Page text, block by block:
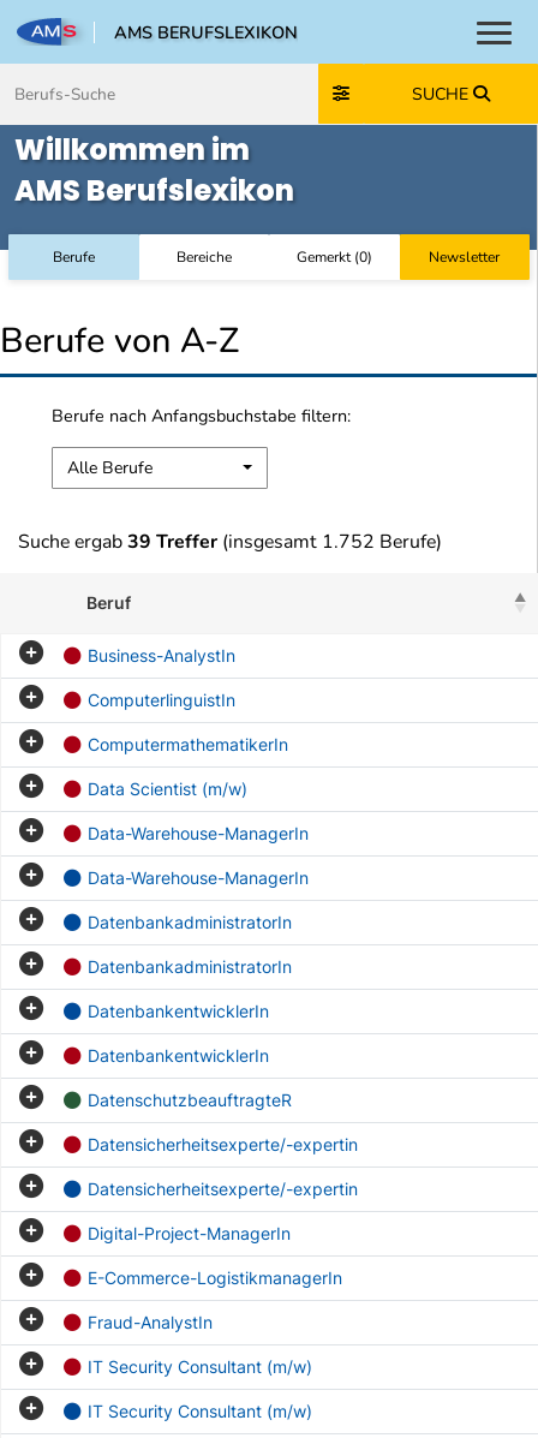
AMS BERUFSLEXIKON
SUCHE
Willkommen im
AMS Berufslexikon
Berufe Bereiche Gemerkt(0) Newsletter
Berufe von A-Z
Berufe nach Anfangsbuchstabe filtern:
Alle Berufe
Suche ergab39 Treffer (insgesamt 1.752 Berufe)
Beruf
Business-AnalystIn
ComputerlinguistIn
ComputermathematikerIn
Data Scientist (m/w)
Data-Warehouse-ManagerIn
Data-Warehouse-ManagerIn
DatenbankadministratorIn
DatenbankadministratorIn
DatenbankentwicklerIn
DatenbankentwicklerIn
DatenschutzbeauftragteR
Datensicherheitsexperte/-expertin
Datensicherheitsexperte/-expertin
Digital-Project-ManagerIn
E-Commerce-LogistikmanagerIn
Fraud-AnalystIn
IT Security Consultant (m/w)
IT Security Consultant (m/w)